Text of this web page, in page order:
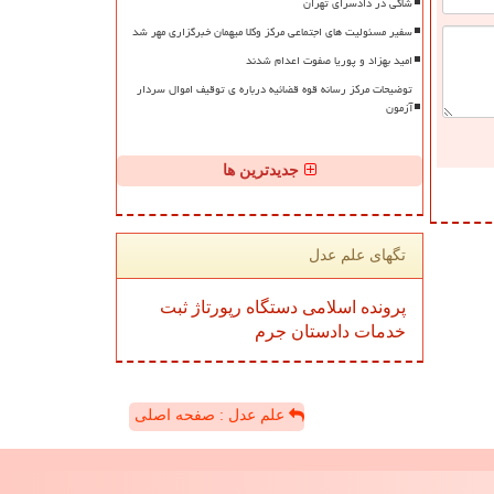
سفیر مسئولیت های اجتماعی مرکز وکلا میهمان خبرگزاری مهر شد
امید بهزاد و پوریا صفوت اعدام شدند
توضیحات مرکز رسانه قوه قضائیه درباره ی توقیف اموال سردار
آزمون
جدیدترین ها
تگهای علم عدل
پرونده اسلامی دستگاه رپورتاژ ثبت
خدمات دادستان جرم
علم عدل : صفحه اصلی